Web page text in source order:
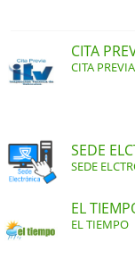
CITA
CITA
SEDE
SEDE
EL
EL TIEMPO